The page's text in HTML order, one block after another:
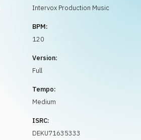
Intervox Production Music
BPM:
120
Version:
Full
Tempo:
Medium
ISRC:
DEKU71635333